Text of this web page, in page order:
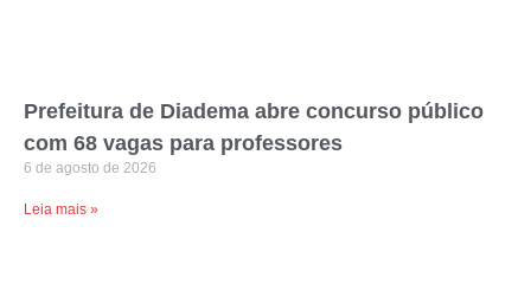
Prefeitura de Diadema abre concurso público
com 68 vagas para professores
6 de agosto de 2026
Leia mais »